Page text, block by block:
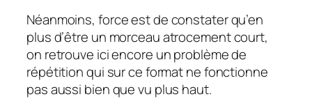
Néanmoins, force est de constater qu’en
plus d’être un morceau atrocement court,
on retrouve ici encore un problème de
répétition qui sur ce format ne fonctionne
pas aussi bien que vu plus haut.